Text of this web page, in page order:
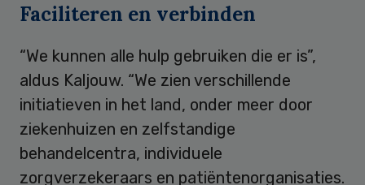
Faciliteren en verbinden
“We kunnen alle hulp gebruiken die er is”,
aldus Kaljouw. “We zien verschillende
initiatieven in het land, onder meer door
ziekenhuizen en zelfstandige
behandelcentra, individuele
zorgverzekeraars en patiëntenorganisaties.